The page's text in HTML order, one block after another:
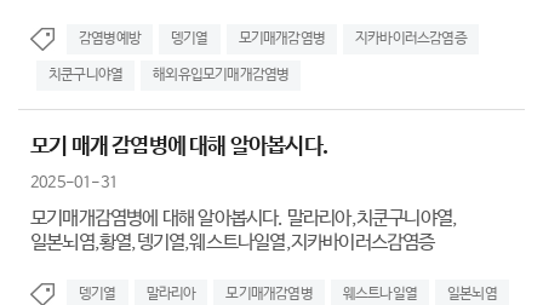
감염병예방 뎅기열 모기매개감염병 지카바이러스감염증
치쿤구니야열 해외유입모기매개감염병
모기 매개 감염병에 대해 알아봅시다.
2025-01-31
모기매개감염병에 대해 알아봅시다. 말라리아,치쿤구니야열,
일본뇌염,황열,뎅기열,웨스트나일열,지카바이러스감염증
뎅기열 말라리아 모기매개감염병 웨스트나일열 일본뇌염